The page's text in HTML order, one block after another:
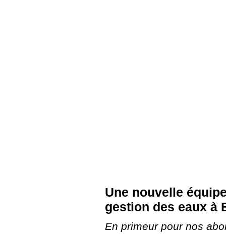
Une nouvelle
gestion des eaux à
En primeur pour nos